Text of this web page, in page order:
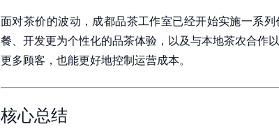
面对茶价的波动，成都品茶工作室已经开始实施一系
餐、开发更为个性化的品茶体验，以及与本地茶农合作
更多顾客，也能更好地控制运营成本。
核心总结